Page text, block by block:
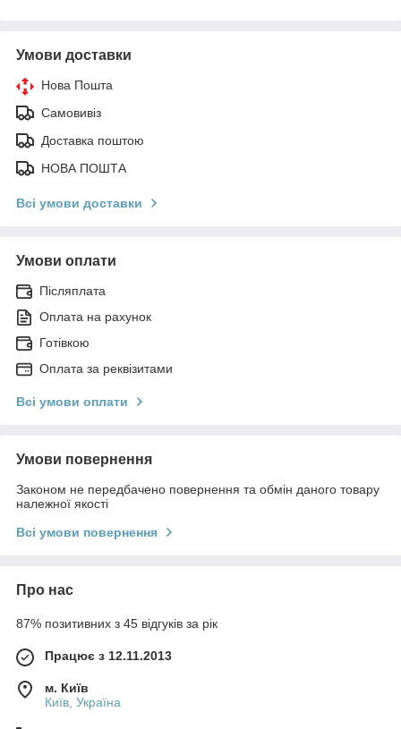
Умови доставки
Нова Пошта
Самовивіз
Доставка поштою
НОВА ПОШТА
Всі умови доставки
Умови оплати
Післяплата
Оплата на рахунок
Готівкою
Оплата за реквізитами
Всі умови оплати
Умови повернення
Законом не передбачено повернення та обмін даного товару
належної якості
Всі умови повернення
Про нас
87% позитивних з 45 відгуків за рік
Працює з 12.11.2013
м. Київ
Київ, Україна